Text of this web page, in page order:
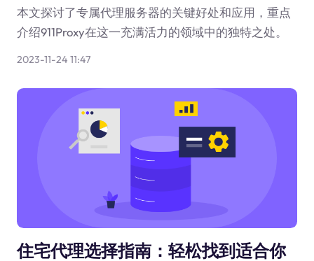
本文探讨了专属代理服务器的关键好处和应用，重点
介绍911Proxy在这一充满活力的领域中的独特之处。
2023-11-24 11:47
住宅代理选择指南：轻松找到适合你